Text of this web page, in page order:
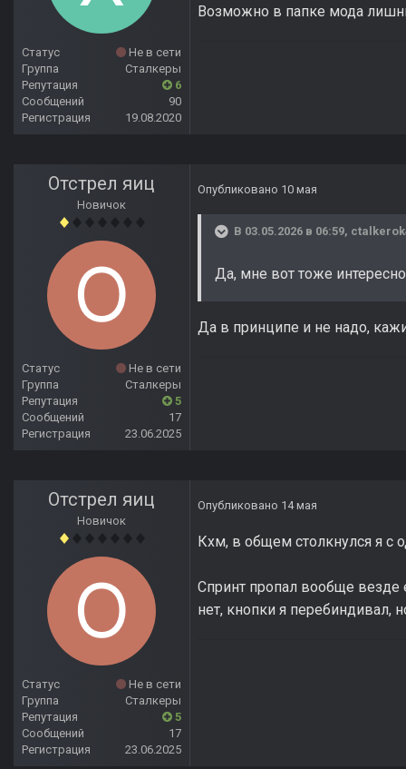
Статус
Не в сети
Группа
Сталкеры
Репутация
6
Сообщений
90
Регистрация
19.08.2020
Возможно в папке мода
Отстрел яиц
Новичок
Статус
Не в сети
Группа
Сталкеры
Репутация
5
Сообщений
17
Регистрация
23.06.2025
Опубликовано 10 мая
В 03.05.2026 в 06:59,
Да, мне вот тоже
Да в принципе и не надо,
Отстрел яиц
Новичок
Статус
Не в сети
Группа
Сталкеры
Репутация
5
Сообщений
17
Регистрация
23.06.2025
Опубликовано 14 мая
Кхм, в общем столкнулся я с
Спринт пропал вообще везде
нет, кнопки я перебиндивал,